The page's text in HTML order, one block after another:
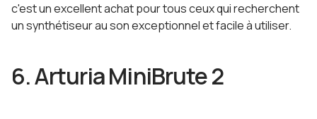
c'est un excellent achat pour tous ceux qui recherchent
un synthétiseur au son exceptionnel et facile à utiliser.
6. Arturia MiniBrute 2